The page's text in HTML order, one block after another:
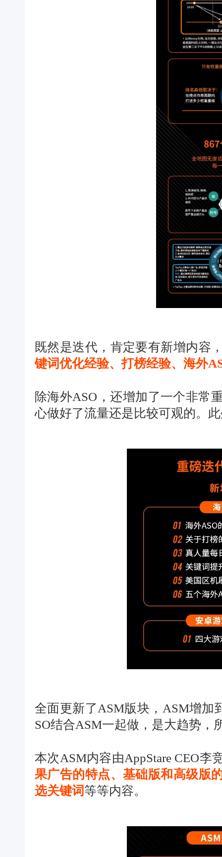
既然是迭代，肯定要有新增内容
键词优化经验、打榜经验、海外
除海外ASO，还增加了一个非常
心做好了流量还是比较可观的。
全面更新了ASM版块，ASM增加
SO结合ASM一起做，是大趋势，
本次ASM内容由AppStare CEO
果广告的特点、基础版和高级版
选关键词等等内容。